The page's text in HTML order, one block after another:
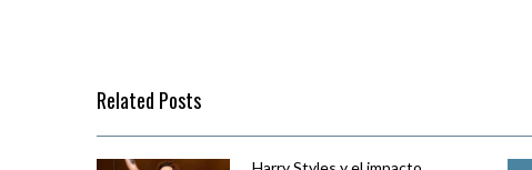
Related Posts